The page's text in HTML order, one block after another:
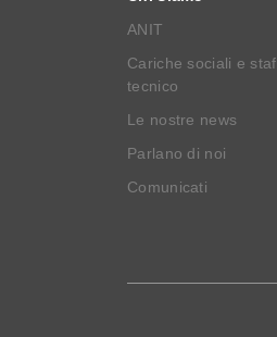
ANIT
Cariche sociali e
tecnico
Le nostre news
Parlano di noi
Comunicati